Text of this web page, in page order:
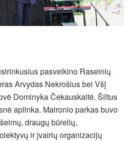
pasveikino Raseinių
Arvydas Nekrošius bei VšĮ
Dominyka Čekauskaitė. Šiltus
aplinka. Maironio parkas buvo
draugų būrelių,
ir įvairių organizacijų